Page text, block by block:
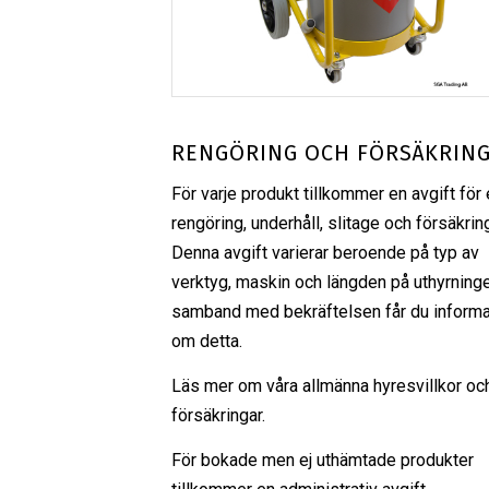
RENGÖRING OCH FÖRSÄKRING
För varje produkt tillkommer en avgift för
rengöring, underhåll, slitage och
Denna avgift varierar beroende på typ av
verktyg, maskin och längden på
samband med bekräftelsen får du
om detta.
Läs mer om våra allmänna hyresvillkor
försäkringar.
För bokade men ej uthämtade produkter